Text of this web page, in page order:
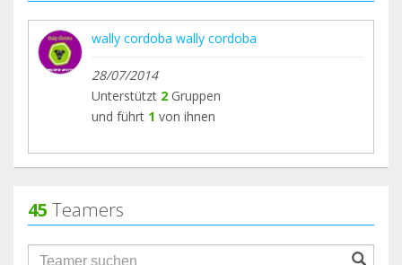
wally cordoba wally cordoba
28/07/2014
Unterstützt 2 Gruppen
und führt 1 von ihnen
45 Teamers
groupProfile.searchForm.search.text???